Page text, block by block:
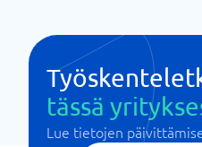
tässä
Lue tietojen